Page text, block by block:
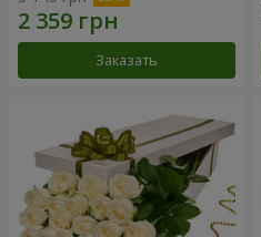
Заказать